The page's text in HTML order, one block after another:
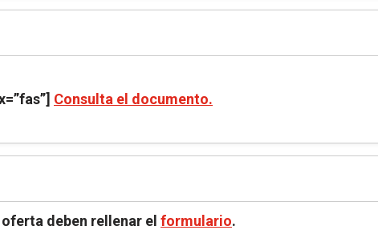
Consulta el documento.
deben rellenar el formulario.